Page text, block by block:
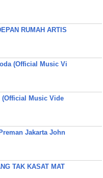
RUMAH ARTIS
(Official Music Vi
(Official Music Vide
Jakarta John
TAK KASAT MAT